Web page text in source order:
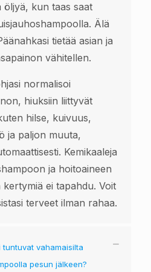
öljyä, kun taas saat
Älä
tietää asian ja
vähitellen.
normalisoi
hiuksiin liittyvät
hilse, kuivuus,
ja paljon muuta,
Kemikaaleja
ja hoitoaineen
kertymiä ei tapahdu. Voit
terveet ilman rahaa.
tuntuvat vahamaisilta
pesun jälkeen?